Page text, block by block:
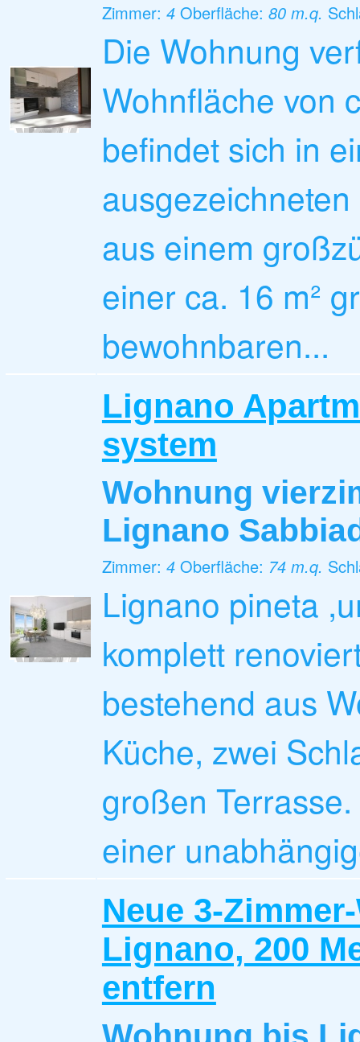
Zimmer: 4 Oberfläche: 80 m.q.
Die Wohnung
Wohnfläche von
befindet sich in
aus einem
einer ca. 16 m²
bewohnbaren...
Lignano
system
Wohnung
Lignano
Zimmer: 4 Oberfläche: 74 m.q.
Lignano pineta
komplett
bestehend aus
Küche, zwei
großen
einer
Neue 3-
Lignano, 200
entfern